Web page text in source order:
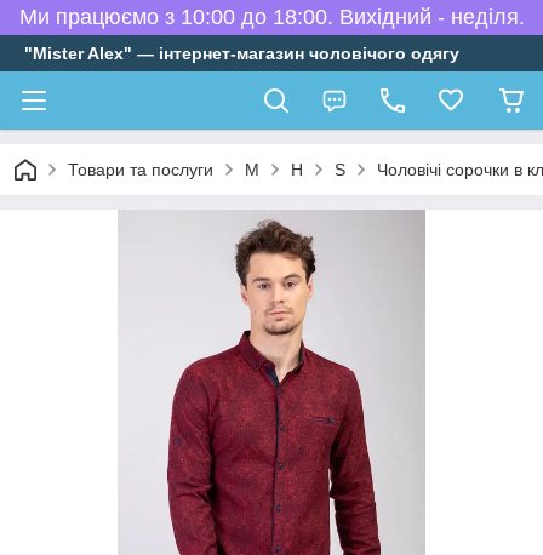
Ми працюємо з 10:00 до 18:00. Вихідний - неділя.
"Mister Alex" — інтернет-магазин чоловічого одягу
Товари та послуги М H S Чоловічі сорочки в